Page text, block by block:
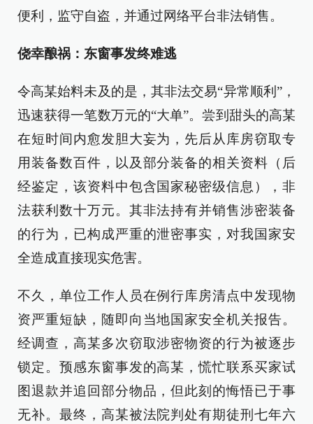
便利，监守自盗，并通过网络平台非法销售。
侥幸酿祸：东窗事发终难逃
令高某始料未及的是，其非法交易“异常顺利”，
迅速获得一笔数万元的“大单”。尝到甜头的高某
在短时间内愈发胆大妄为，先后从库房窃取专
用装备数百件，以及部分装备的相关资料（后
经鉴定，该资料中包含国家秘密级信息），非
法获利数十万元。其非法持有并销售涉密装备
的行为，已构成严重的泄密事实，对我国家安
全造成直接现实危害。
不久，单位工作人员在例行库房清点中发现物
资严重短缺，随即向当地国家安全机关报告。
经调查，高某多次窃取涉密物资的行为被逐步
锁定。预感东窗事发的高某，慌忙联系买家试
图退款并追回部分物品，但此刻的悔悟已于事
无补。最终，高某被法院判处有期徒刑七年六